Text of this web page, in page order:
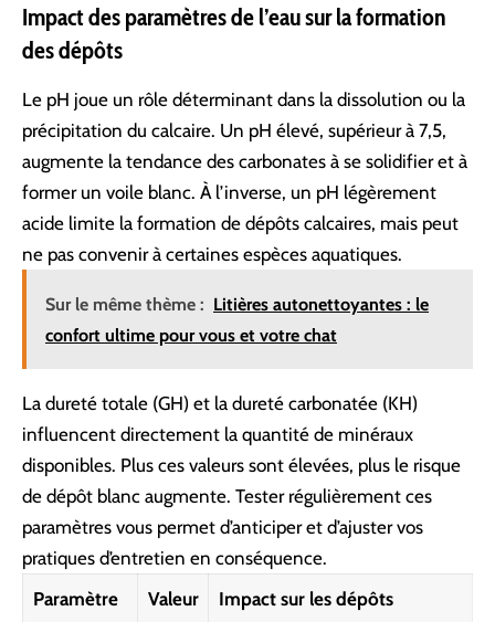
Impact des paramètres de l’eau sur la formation
des dépôts
Le pH joue un rôle déterminant dans la dissolution ou la
précipitation du calcaire. Un pH élevé, supérieur à 7,5,
augmente la tendance des carbonates à se solidifier et à
former un voile blanc. À l’inverse, un pH légèrement
acide limite la formation de dépôts calcaires, mais peut
ne pas convenir à certaines espèces aquatiques.
Sur le même thème : Litières autonettoyantes : le
confort ultime pour vous et votre chat
La dureté totale (GH) et la dureté carbonatée (KH)
influencent directement la quantité de minéraux
disponibles. Plus ces valeurs sont élevées, plus le risque
de dépôt blanc augmente. Tester régulièrement ces
paramètres vous permet d’anticiper et d’ajuster vos
pratiques d’entretien en conséquence.
Paramètre
Valeur
Impact sur les dépôts